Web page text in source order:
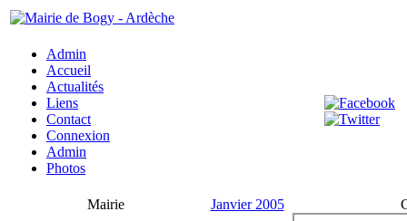
Admin
Accueil
Actualités
Liens
Contact
Connexion
Admin
Photos
Mairie
Janvier 2005